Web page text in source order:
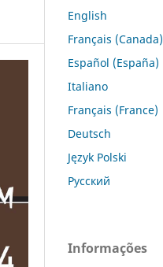
English
Français (Canada)
Español (España)
Italiano
Français (France)
Deutsch
Język Polski
Русский
Informações